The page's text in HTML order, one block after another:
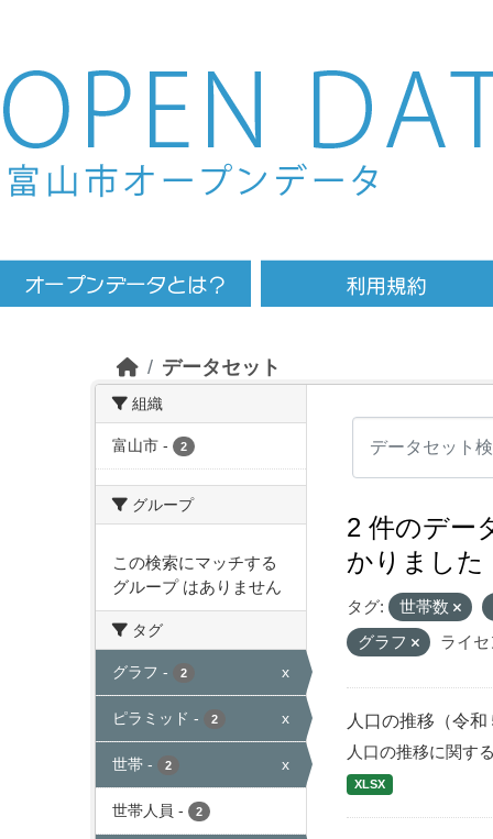
Skip to main content
データセット
組織
富山市 - 2
グループ
この検索にマッチする
グループ はありません
タグ
グラフ - 2 x
ピラミッド - 2 x
世帯 - 2 x
世帯人員 - 2
2 件のデー
かりました
タグ: 世帯数
グラフ
ライ
人口の推移（令和
人口の推移に関す
XLSX